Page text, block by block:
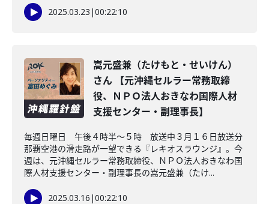
2025.03.23 |00:22:10
嵩元盛兼（たけもと・せいけん）
さん 【元沖縄セルラー常務取締
役、ＮＰＯ法人おきなわ国際人材
支援センター・副理事長】
毎週日曜日 午後４時半～５時 放送中３月１６日放送分
那覇空港の滑走路が一望できる『レキオスラウンジ』。今
週は、元沖縄セルラー常務取締役、ＮＰＯ法人おきなわ国
際人材支援センター・副理事長の嵩元盛兼（たけ...
2025.03.16 |00:22:10